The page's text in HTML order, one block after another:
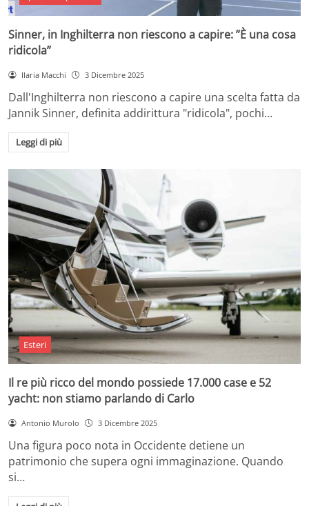
Sinner, in Inghilterra non riescono a capire: ”È una cosa
ridicola”
Ilaria Macchi 3 Dicembre 2025
Dall'Inghilterra non riescono a capire una scelta fatta da
Jannik Sinner, definita addirittura "ridicola", pochi…
Leggi di più
Esteri
Il re più ricco del mondo possiede 17.000 case e 52
yacht: non stiamo parlando di Carlo
Antonio Murolo 3 Dicembre 2025
Una figura poco nota in Occidente detiene un
patrimonio che supera ogni immaginazione. Quando
si…